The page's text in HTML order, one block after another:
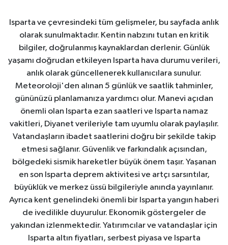
Isparta ve çevresindeki tüm gelişmeler, bu sayfada anlık
olarak sunulmaktadır. Kentin nabzını tutan en kritik
bilgiler, doğrulanmış kaynaklardan derlenir. Günlük
yaşamı doğrudan etkileyen Isparta hava durumu verileri,
anlık olarak güncellenerek kullanıcılara sunulur.
Meteoroloji'den alınan 5 günlük ve saatlik tahminler,
gününüzü planlamanıza yardımcı olur. Manevi açıdan
önemli olan Isparta ezan saatleri ve Isparta namaz
vakitleri, Diyanet verileriyle tam uyumlu olarak paylaşılır.
Vatandaşların ibadet saatlerini doğru bir şekilde takip
etmesi sağlanır. Güvenlik ve farkındalık açısından,
bölgedeki sismik hareketler büyük önem taşır. Yaşanan
en son Isparta deprem aktivitesi ve artçı sarsıntılar,
büyüklük ve merkez üssü bilgileriyle anında yayınlanır.
Ayrıca kent genelindeki önemli bir Isparta yangın haberi
de ivedilikle duyurulur. Ekonomik göstergeler de
yakından izlenmektedir. Yatırımcılar ve vatandaşlar için
Isparta altın fiyatları, serbest piyasa ve Isparta